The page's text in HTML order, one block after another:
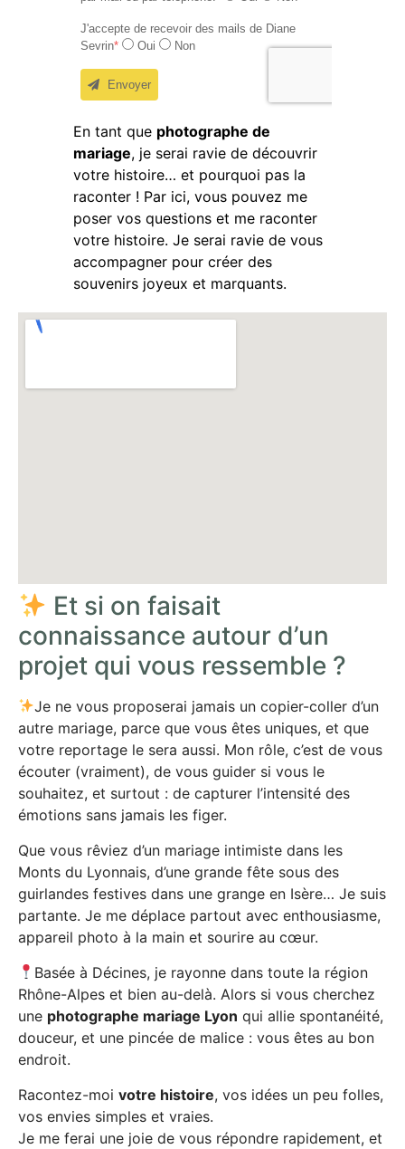
En tant que photographe de
mariage, je serai ravie de découvrir
votre histoire… et pourquoi pas la
raconter ! Par ici, vous pouvez me
poser vos questions et me raconter
votre histoire. Je serai ravie de vous
accompagner pour créer des
souvenirs joyeux et marquants.
Et si on faisait
connaissance autour d’un
projet qui vous ressemble ?
Je ne vous proposerai jamais un copier-coller d’un
autre mariage, parce que vous êtes uniques, et que
votre reportage le sera aussi. Mon rôle, c’est de vous
écouter (vraiment), de vous guider si vous le
souhaitez, et surtout : de capturer l’intensité des
émotions sans jamais les figer.
Que vous rêviez d’un mariage intimiste dans les
Monts du Lyonnais, d’une grande fête sous des
guirlandes festives dans une grange en Isère… Je suis
partante. Je me déplace partout avec enthousiasme,
appareil photo à la main et sourire au cœur.
Basée à Décines, je rayonne dans toute la région
Rhône-Alpes et bien au-delà. Alors si vous cherchez
une photographe mariage Lyon qui allie spontanéité,
douceur, et une pincée de malice : vous êtes au bon
endroit.
Racontez-moi votre histoire, vos idées un peu folles,
vos envies simples et vraies.
Je me ferai une joie de vous répondre rapidement, et